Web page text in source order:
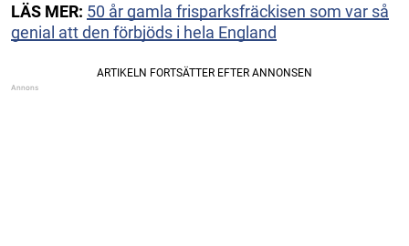
LÄS MER: 50 år gamla frisparksfräckisen som var så
genial att den förbjöds i hela England